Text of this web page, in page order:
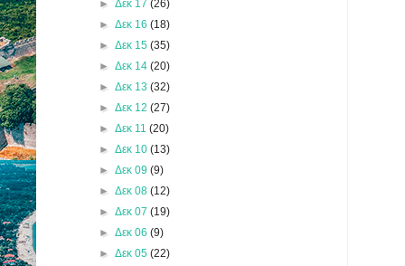
► Δεκ 17 (26)
► Δεκ 16 (18)
► Δεκ 15 (35)
► Δεκ 14 (20)
► Δεκ 13 (32)
► Δεκ 12 (27)
► Δεκ 11 (20)
► Δεκ 10 (13)
► Δεκ 09 (9)
► Δεκ 08 (12)
► Δεκ 07 (19)
► Δεκ 06 (9)
► Δεκ 05 (22)